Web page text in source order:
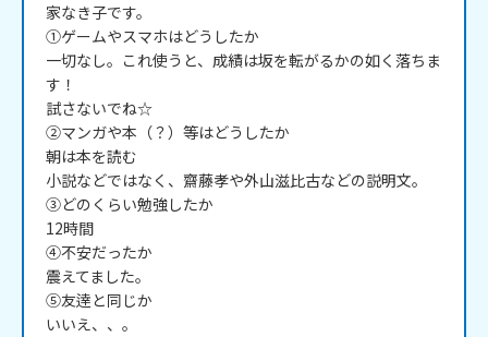
家なき子です。
①ゲームやスマホはどうしたか
一切なし。これ使うと、成績は坂を転がるかの如く落ちま
す！
試さないでね☆
②マンガや本（？）等はどうしたか
朝は本を読む
小説などではなく、齋藤孝や外山滋比古などの説明文。
③どのくらい勉強したか
12時間
④不安だったか
震えてました。
⑤友逹と同じか
いいえ、、。